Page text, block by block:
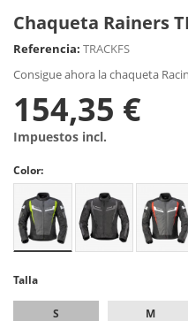
Chaqueta Rainers
Referencia: TRACKFS
Consigue ahora la chaqueta
154,35 €
Impuestos incl.
Color:
Talla
S M